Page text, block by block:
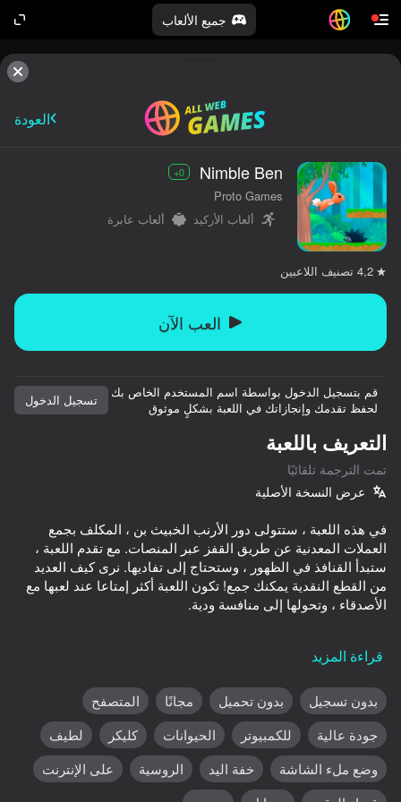
جميع الألعاب
هذه اللعبة تدعم اتجاه المناظر الطبيعية
العب
Labubu World: Merge them all!
Capybara Evolution: Clicker
53
Apple Worm
العودة
Nimble Ben
0+
Proto Games
ألعاب الأركيد
ألعاب عابرة
4,2 تصنيف اللاعبين
العب الآن
قم بتسجيل الدخول بواسطة اسم المستخدم الخاص بك
لحفظ تقدمك وإنجازاتك في اللعبة بشكلٍ موثوق
تسجيل الدخول
التعريف باللعبة
تمت الترجمة تلقائيًا
عرض النسخة الأصلية
في هذه اللعبة ، ستتولى دور الأرنب الخبيث بن ، المكلف بجمع
العملات المعدنية عن طريق القفز عبر المنصات. مع تقدم اللعبة ،
ستبدأ القنافذ في الظهور ، وستحتاج إلى تفاديها. نرى كيف العديد
من القطع النقدية يمكنك جمع! تكون اللعبة أكثر إمتاعا عند لعبها مع
- على جهاز الكمبيوتر: استخدم مفاتيح الأسهم لأعلى ولليسار
- على الهاتف أو الهاتف الذكي: ببساطة لمس الشاشة بأصابعك.
قراءة المزيد
بدون تسجيل بدون تحميل مجانًا
المتصفح
جودة عالية
للكمبيوتر الحيوانات كليكر
لطيف
وضع ملء الشاشة
خفة اليد الروسية
على الإنترنت